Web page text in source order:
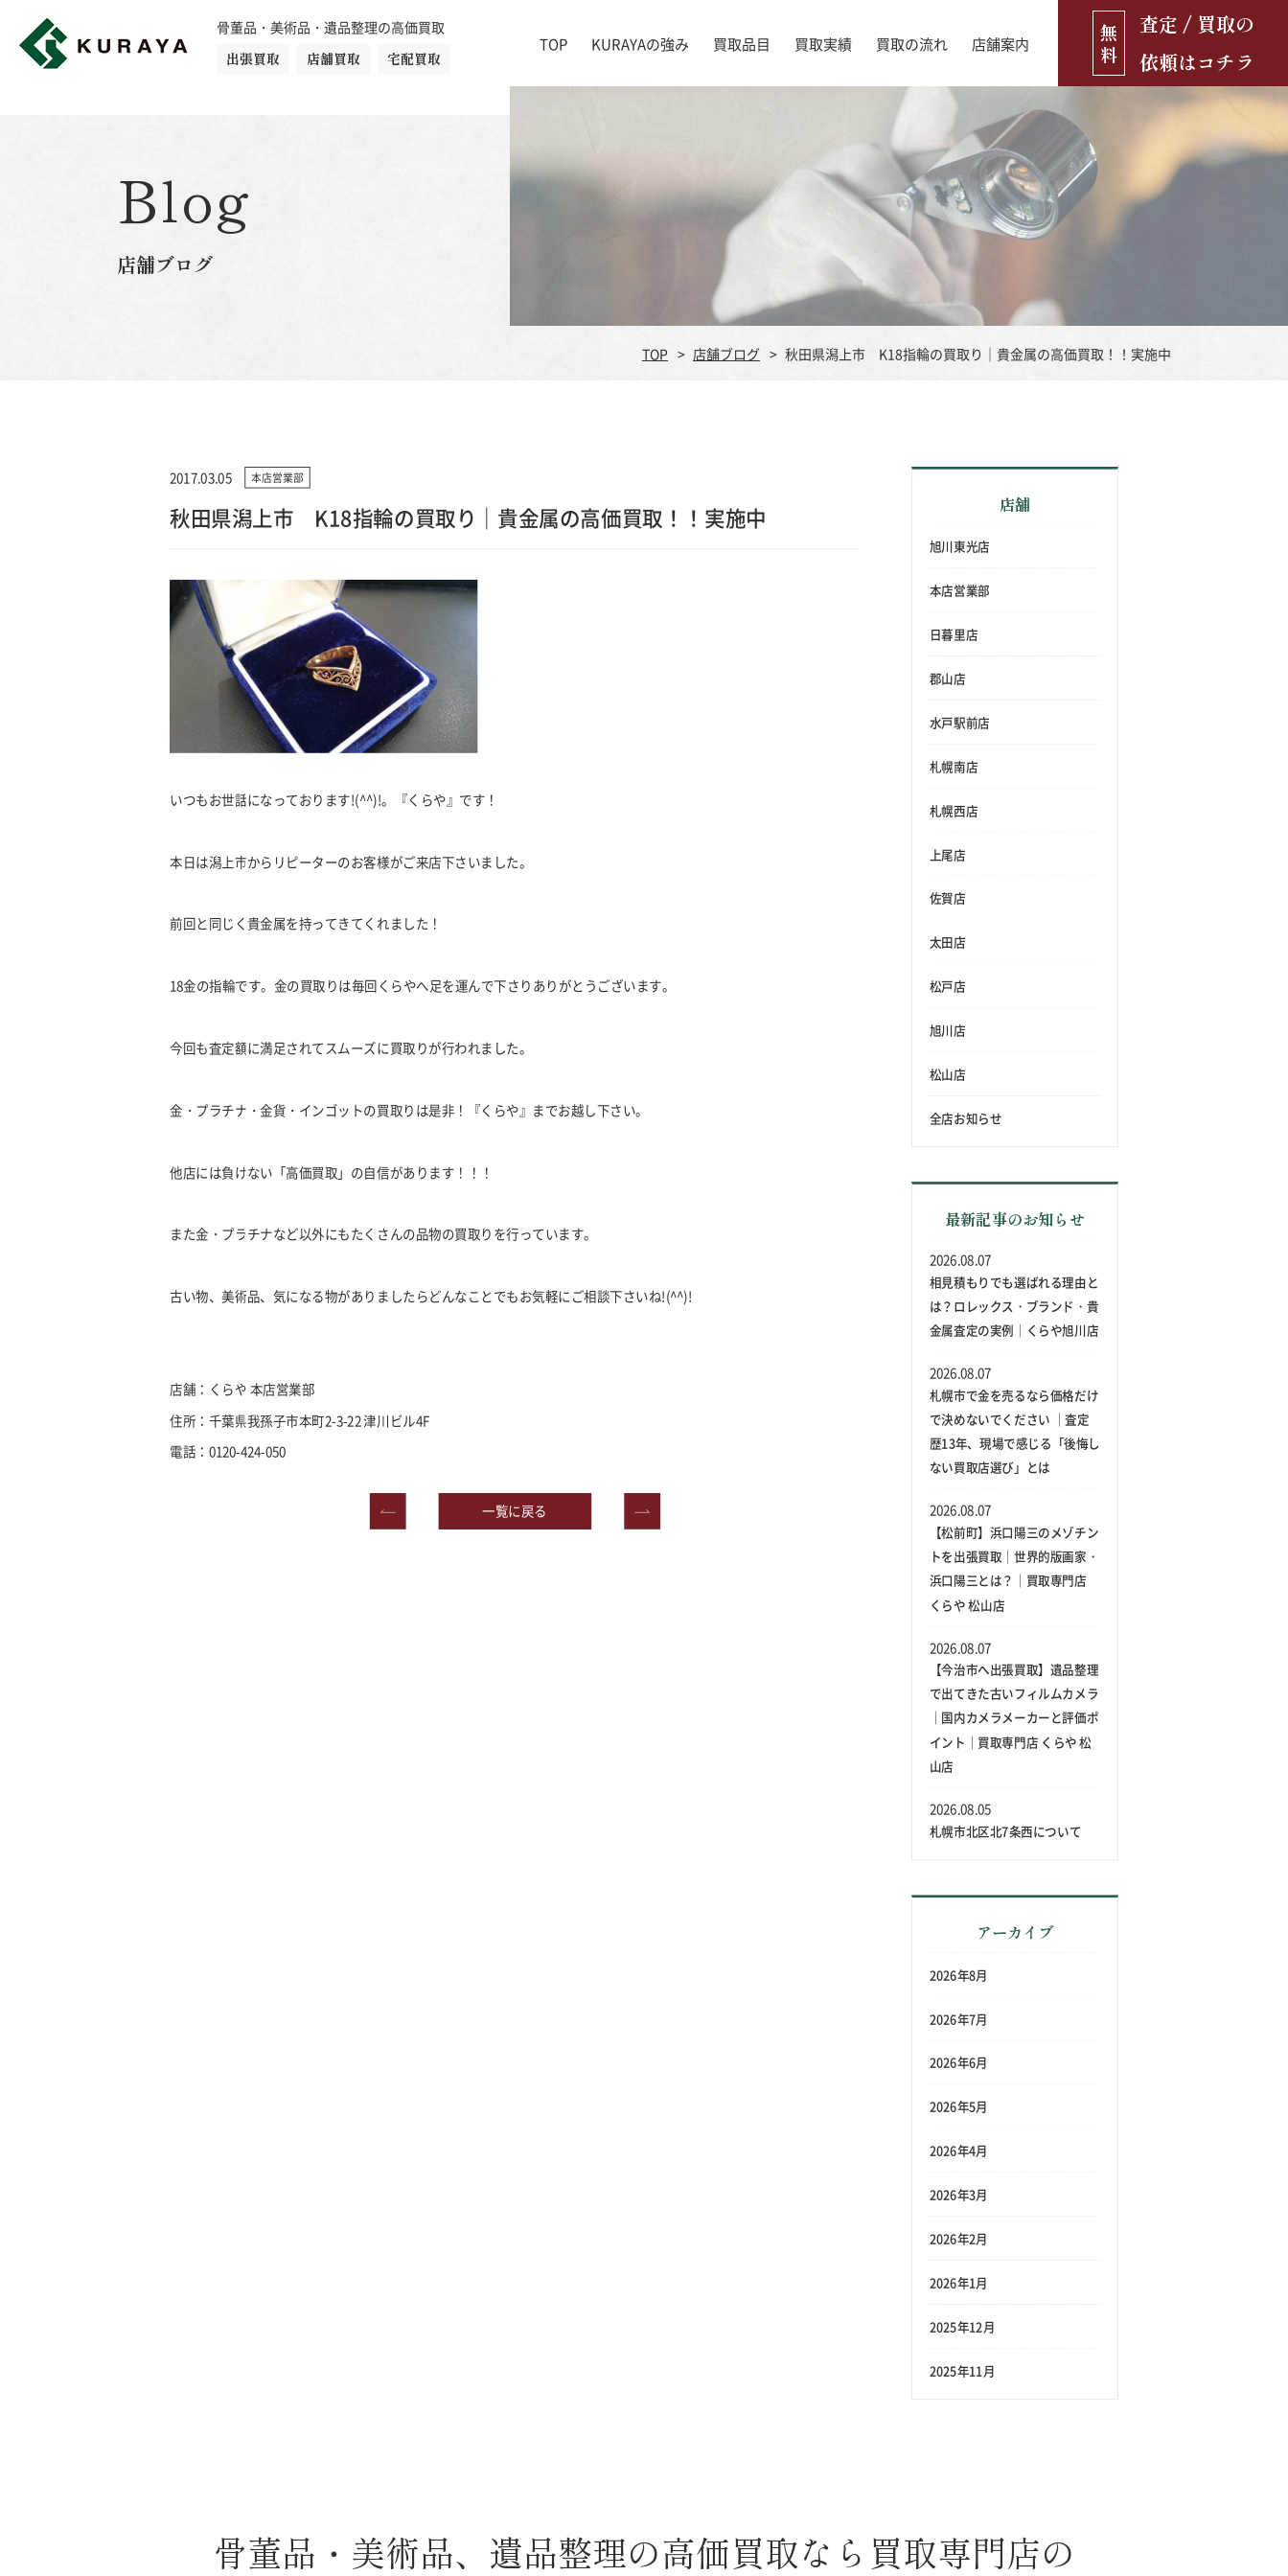
骨董品・美術品・遺品整理の高価買取
出張買取
店舗買取 宅配買取
TOP KURAYAの強み 買取品目
古銭・古紙幣
古いおもちゃ・人形 遺品買取
ダイヤモンド 時計 ブランド品 食器
楽器 ブランド家具
買取実績 買取の流れ 店舗案内
店舗ブログ お役立ち情報
無
料
査定 / 買取の
依頼はコチラ
Blog
店舗ブログ
TOP 店舗ブログ 秋田県潟上市 K18指輪の買取り｜貴金属の高価買取！！実施中
2017.03.05 本店営業部
秋田県潟上市 K18指輪の買取り｜貴金属の高価買取！！実施中
いつもお世話になっております!(^^)!。『くらや』です！
本日は潟上市からリピーターのお客様がご来店下さいました。
前回と同じく貴金属を持ってきてくれました！
18金の指輪です。金の買取りは毎回くらやへ足を運んで下さりありがとうございます。
今回も査定額に満足されてスムーズに買取りが行われました。
金・プラチナ・金貨・インゴットの買取りは是非！『くらや』までお越し下さい。
他店には負けない「高価買取」の自信があります！！！
また金・プラチナなど以外にもたくさんの品物の買取りを行っています。
古い物、美術品、気になる物がありましたらどんなことでもお気軽にご相談下さいね!(^^)!
店舗：くらや 本店営業部
住所：千葉県我孫子市本町2-3-22 津川ビル4F
電話：0120-424-050
一覧に戻る
店舗
旭川東光店
本店営業部
日暮里店
郡山店
水戸駅前店
札幌南店
札幌西店
上尾店
佐賀店
太田店
松戸店
旭川店
松山店
全店お知らせ
最新記事のお知らせ
相見積もりでも選ばれる理由と
は？ロレックス・ブランド・貴
金属査定の実例｜くらや旭川店
2026.08.07
札幌市で金を売るなら価格だけ
で決めないでください ｜査定
歴13年、現場で感じる「後悔し
ない買取店選び」とは
2026.08.07
【松前町】浜口陽三のメゾチン
トを出張買取｜世界的版画家・
浜口陽三とは？｜買取専門店
くらや 松山店
2026.08.07
【今治市へ出張買取】遺品整理
で出てきた古いフィルムカメラ
｜国内カメラメーカーと評価ポ
イント｜買取専門店 くらや 松
山店
2026.08.07
札幌市北区北7条西について
2026.08.05
アーカイブ
2026年8月
2026年7月
2026年6月
2026年5月
2026年4月
2026年3月
2026年2月
2026年1月
2025年12月
2025年11月
骨董品・美術品、遺品整理の高価買取なら買取専門店の